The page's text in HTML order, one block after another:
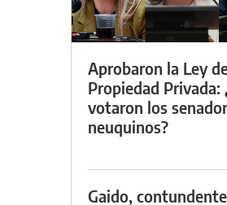
Aprobaron la Ley
Propiedad Privada:
votaron los
neuquinos?
Gaido,